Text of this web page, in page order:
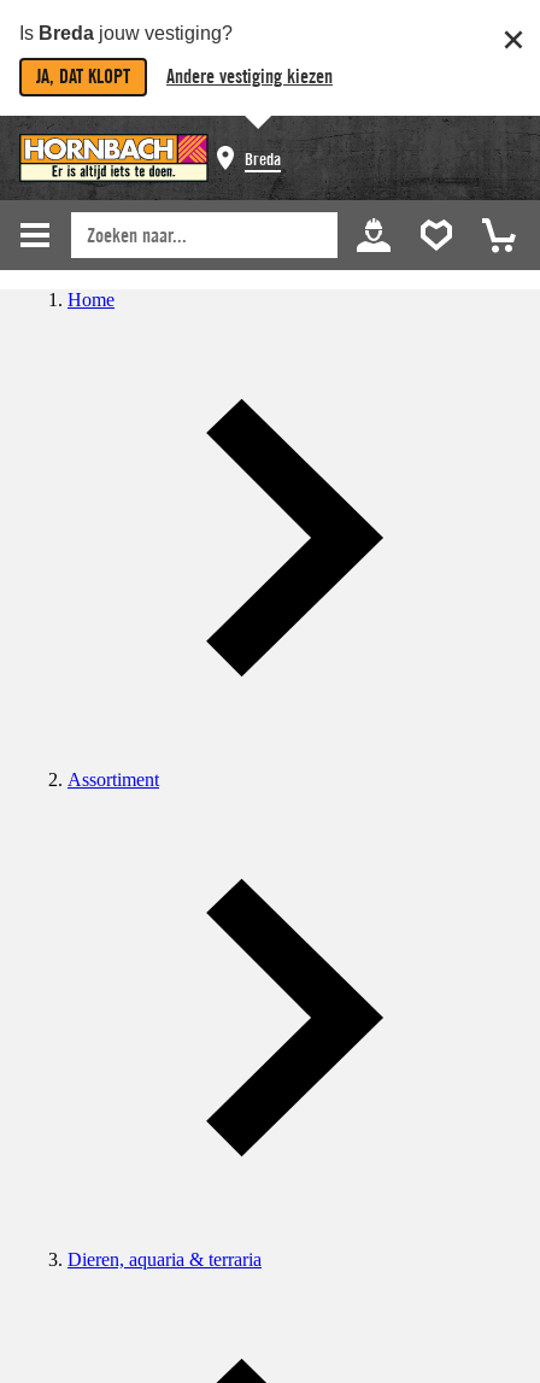
Is Breda jouw vestiging?
JA, DAT KLOPT Andere vestiging kiezen
Breda
Home
Assortiment
Dieren, aquaria & terraria